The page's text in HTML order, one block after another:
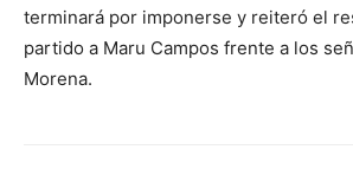
terminará por imponerse y reiteró el
partido a Maru Campos frente a los
Morena.